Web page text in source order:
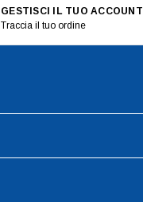
GESTISCI IL TUO ACCOUNT
Traccia il tuo ordine